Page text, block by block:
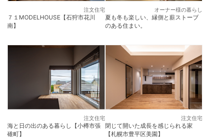
注文住宅
７１MODELHOUSE【石狩市花川
南】
オーナー様の暮らし
夏も冬も楽しい、縁側と薪ストーブ
のある住まい。
注文住宅
海と日の出のある暮らし【小樽市張
碓町】
注文住宅
閉じて開いた成長を感じられる家
【札幌市豊平区美園】